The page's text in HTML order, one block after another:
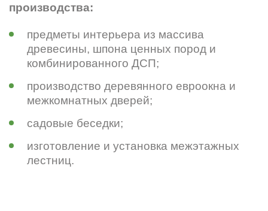
производства:
предметы интерьера из массива
древесины, шпона ценных пород и
комбинированного ДСП;
производство деревянного евроокна и
межкомнатных дверей;
садовые беседки;
изготовление и установка межэтажных
лестниц.